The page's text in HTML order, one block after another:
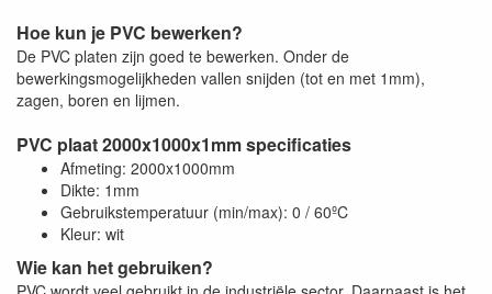
Hoe kun je PVC bewerken?
De PVC platen zijn goed te bewerken. Onder de
bewerkingsmogelijkheden vallen snijden (tot en met 1mm),
zagen, boren en lijmen.
PVC plaat 2000x1000x1mm specificaties
Afmeting: 2000x1000mm
Dikte: 1mm
Gebruikstemperatuur (min/max): 0 / 60ºC
Kleur: wit
Wie kan het gebruiken?